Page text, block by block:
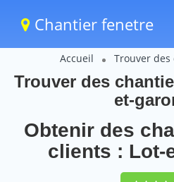
Chantier fenetre
Accueil Trouver
Trouver des
et-
Obtenir des
clients : Lot-